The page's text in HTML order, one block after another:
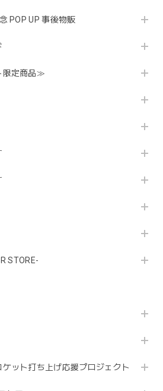
POP UP 事後物販
限定商品≫
STORE-
ット打ち上げ応援プロジェクト